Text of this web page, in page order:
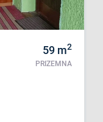
59 m2
PRIZEMNA